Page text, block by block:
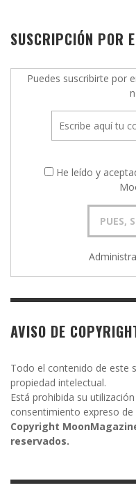
SUSCRIPCIÓN POR
Puedes suscribirte por
He leído y
AVISO DE
Todo el contenido de este
propiedad intelectual.
Está prohibida su
consentimiento expreso de
Copyright
reservados.